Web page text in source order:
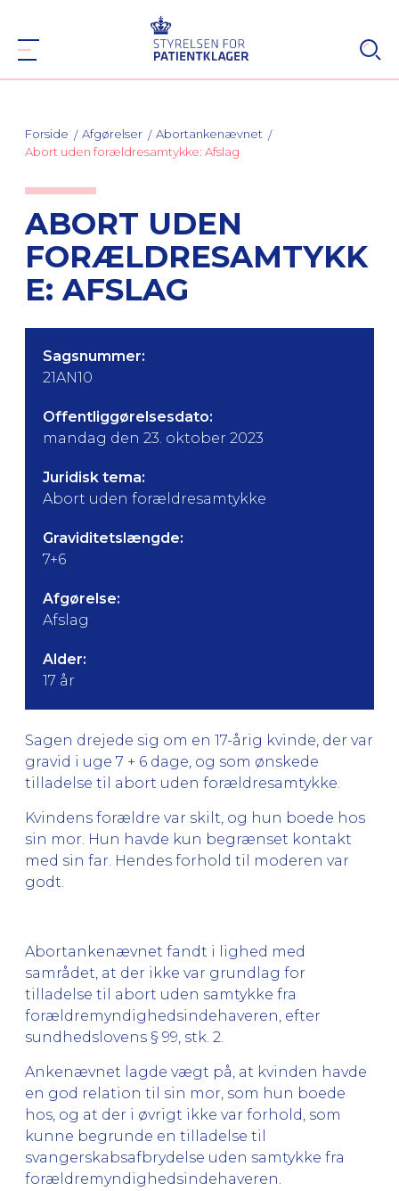
Forside Afgørelser
Abortankenævnet
Abort uden forældresamtykke: Afslag
ABORT UDEN
FORÆLDRESAMTYKK
E: AFSLAG
Sagsnummer:
21AN10
Offentliggørelsesdato:
mandag den 23. oktober 2023
Juridisk tema:
Abort uden forældresamtykke
Graviditetslængde:
7+6
Afgørelse:
Afslag
Alder:
17 år
Sagen drejede sig om en 17-årig kvinde, der var
gravid i uge 7 + 6 dage, og som ønskede
tilladelse til abort uden forældresamtykke.
Kvindens forældre var skilt, og hun boede hos
sin mor. Hun havde kun begrænset kontakt
med sin far. Hendes forhold til moderen var
godt.
Abortankenævnet fandt i lighed med
samrådet, at der ikke var grundlag for
tilladelse til abort uden samtykke fra
forældremyndighedsindehaveren, efter
sundhedslovens § 99, stk. 2.
Ankenævnet lagde vægt på, at kvinden havde
en god relation til sin mor, som hun boede
hos, og at der i øvrigt ikke var forhold, som
kunne begrunde en tilladelse til
svangerskabsafbrydelse uden samtykke fra
forældremyndighedsindehaveren.